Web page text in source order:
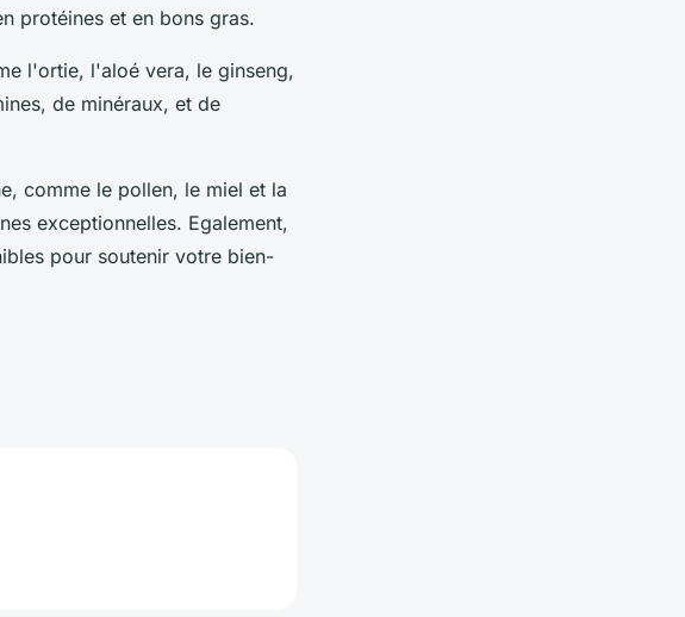
protéines et en bons gras.
l'ortie, l'aloé vera, le ginseng,
de minéraux, et de
comme le pollen, le miel et la
exceptionnelles. Egalement,
pour soutenir votre bien-